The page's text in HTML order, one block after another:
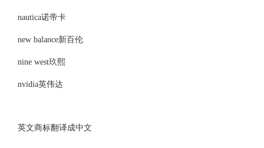
nautica诺帝卡
new balance新百伦
nine west玖熙
nvidia英伟达
英文商标翻译成中文